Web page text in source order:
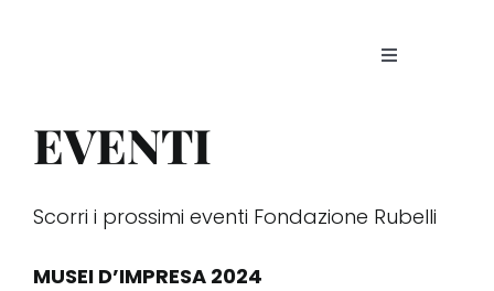
Toggle
EVENTI
Scorri i prossimi eventi Fondazione Rubelli
MUSEI D’IMPRESA 2024